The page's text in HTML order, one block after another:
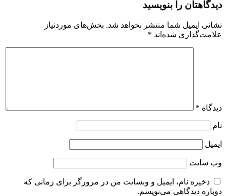
دیدگاهتان را بنویسید
نشانی ایمیل شما منتشر نخواهد شد. بخش‌های موردنیاز
علامت‌گذاری شده‌اند *
دیدگاه *
نام
ایمیل
وب‌ سایت
ذخیره نام، ایمیل و وبسایت من در مرورگر برای زمانی که
دوباره دیدگاهی می‌نویسم.